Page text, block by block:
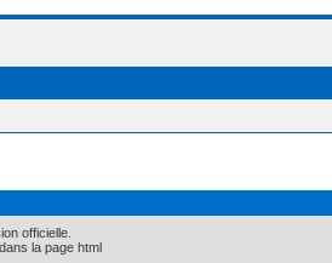
officielle.
la page html